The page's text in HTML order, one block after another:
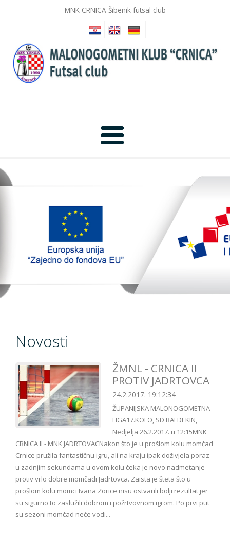
MNK CRNICA Šibenik futsal club
TopTim liga 29-10-2023
Novosti
ŽMNL - CRNICA II
PROTIV JADRTOVCA
24.2.2017. 19:12:34
ŽUPANIJSKA MALONOGOMETNA
LIGA17.KOLO, SD BALDEKIN,
Nedjelja 26.2.2017. u 12:15MNK
CRNICA II - MNK JADRTOVACNakon što je u prošlom kolu momčad
Crnice pružila fantastičnu igru, ali na kraju ipak doživjela poraz
u zadnjim sekundama u ovom kolu čeka je novo nadmetanje
protiv vrlo dobre momčadi Jadrtovca. Zaista je šteta što u
prošlom kolu momci Ivana Zorice nisu ostvarili bolji rezultat jer
su sigurno to zaslužili dobrom i požrtvovnom igrom. Po prvi put
su sezoni momčad neće vodi...